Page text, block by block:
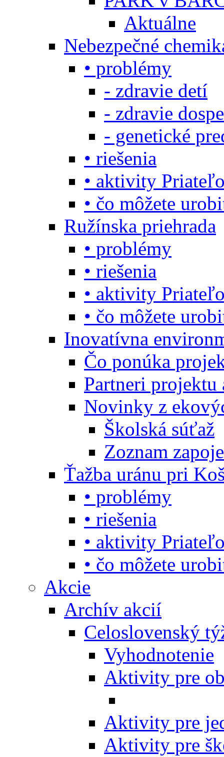
Aktuálne
Nebezpečné
• problémy
- zdravie detí
- zdravie
- genetické
• riešenia
• aktivity
• čo môžete
Ružínska priehrada
• problémy
• riešenia
• aktivity
• čo môžete
Inovatívna
Čo ponúka
Partneri projektu
Novinky z
Školská súťaž
Zoznam
Ťažba uránu pri
• problémy
• riešenia
• aktivity
• čo môžete
Akcie
Archív akcií
Celoslovenský
Vyhodnotenie
Aktivity pre
Aktivity pre
Aktivity pre